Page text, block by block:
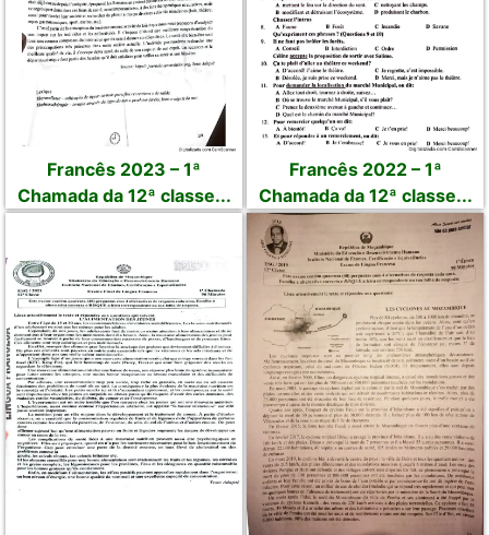
Francês 2023 – 1ª
Chamada da 12ª classe...
Francês 2022 – 1ª
Chamada da 12ª classe...